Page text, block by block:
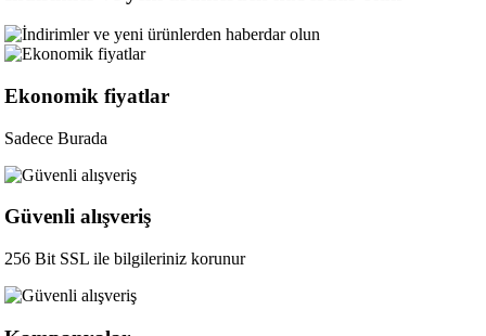
Ekonomik fiyatlar
Sadece Burada
Güvenli alışveriş
256 Bit SSL ile bilgileriniz korunur